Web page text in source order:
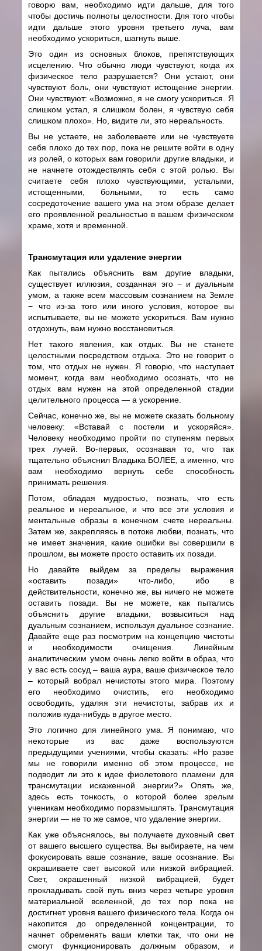
говорю вам, необходимо идти дальше, для того
чтобы достичь полноты целостности. Для того чтобы
идти дальше этого уровня третьего луча, вам
необходимо ускориться, шагнуть выше.
Это один из основных блоков, препятствующих
исцелению. Что обычно люди чувствуют, когда их
физическое тело разрушается? Они устают, они
чувствуют боль, они чувствуют истощение энергии.
Они чувствуют: «Возможно, я не смогу ускориться. Я
слишком устал, я слишком болен, я чувствую себя
слишком плохо». Но, видите ли, это нереальность.
Вы не устаете, не заболеваете или не чувствуете
себя плохо до тех пор, пока не решите войти в одну
из ролей, о которых вам говорили другие владыки, и
не начнете отождествлять себя с этой ролью. Вы
считаете себя плохо чувствующими, усталыми,
истощенными, больными, то есть само
сосредоточение вашего ума на этом образе делает
его проявленной реальностью в вашем физическом
храме, хотя и временной.
Трансмутация или удаление энергии
Как пытались объяснить вам другие владыки,
существует иллюзия, созданная эго − и дуальным
умом, а также всем массовым сознанием на Земле
− что из-за того или иного условия, которое вы
испытываете, вы не можете ускориться. Вам нужно
отдохнуть, вам нужно восстановиться.
Нет такого явления, как отдых. Вы не станете
целостными посредством отдыха. Это не говорит о
том, что отдых не нужен. Я говорю, что наступает
момент, когда вам необходимо осознать, что не
отдых вам нужен на этой определенной стадии
целительного процесса — а ускорение.
Сейчас, конечно же, вы не можете сказать больному
человеку: «Вставай с постели и ускоряйся».
Человеку необходимо пройти по ступеням первых
трех лучей. Во-первых, осознавая то, что так
тщательно объяснил Владыка БОЛЕЕ, а именно, что
вам необходимо вернуть себе способность
принимать решения.
Потом, обладая мудростью, познать, что есть
реальное и нереальное, и что все эти условия и
ментальные образы в конечном счете нереальны.
Затем же, закрепляясь в потоке любви, познать, что
не имеет значения, какие ошибки вы совершили в
прошлом, вы можете просто оставить их позади.
Но давайте выйдем за пределы выражения
«оставить позади» что-либо, ибо в
действительности, конечно же, вы ничего не можете
оставить позади. Вы не можете, как пытались
объяснить другие владыки, возвыситься над
дуальным сознанием, используя дуальное сознание.
Давайте еще раз посмотрим на концепцию чистоты
и необходимости очищения. Линейным
аналитическим умом очень легко войти в образ, что
у вас есть сосуд – ваша аура, ваше физическое тело
– который вобрал нечистоты этого мира. Поэтому
его необходимо очистить, его необходимо
освободить, удаляя эти нечистоты, забрав их и
положив куда-нибудь в другое место.
Это логично для линейного ума. Я понимаю, что
некоторые из вас даже воспользуются
предыдущими учениями, чтобы сказать: «Но разве
мы не говорили именно об этом процессе, не
подводит ли это к идее фиолетового пламени для
трансмутации искаженной энергии?» Опять же,
здесь есть тонкость, о которой более зрелым
ученикам необходимо поразмышлять. Трансмутация
энергии — не то же самое, что удаление энергии.
Как уже объяснялось, вы получаете духовный свет
от вашего высшего существа. Вы выбираете, на чем
фокусировать ваше сознание, ваше осознание. Вы
окрашиваете свет высокой или низкой вибрацией.
Свет, окрашенный низкой вибрацией, будет
прокладывать свой путь вниз через четыре уровня
материальной вселенной, до тех пор пока не
достигнет уровня вашего физического тела. Когда он
накопится до определенной концентрации, то
начнет обременять ваши клетки так, что они не
смогут функционировать должным образом, и